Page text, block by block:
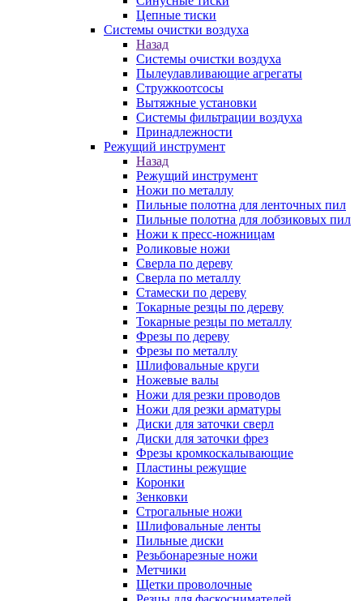
Цепные тиски
Системы очистки воздуха
Назад
Системы очистки воздуха
Пылеулавливающие агрегаты
Стружкоотсосы
Вытяжные установки
Системы фильтрации воздуха
Принадлежности
Режущий инструмент
Назад
Режущий инструмент
Ножи по металлу
Пильные полотна для ленточных пил
Пильные полотна для лобзиковых пил
Ножи к пресс-ножницам
Роликовые ножи
Сверла по дереву
Сверла по металлу
Стамески по дереву
Токарные резцы по дереву
Токарные резцы по металлу
Фрезы по дереву
Фрезы по металлу
Шлифовальные круги
Ножевые валы
Ножи для резки проводов
Ножи для резки арматуры
Диски для заточки сверл
Диски для заточки фрез
Фрезы кромкоскалывающие
Пластины режущие
Коронки
Зенковки
Строгальные ножи
Шлифовальные ленты
Пильные диски
Резьбонарезные ножи
Метчики
Щетки проволочные